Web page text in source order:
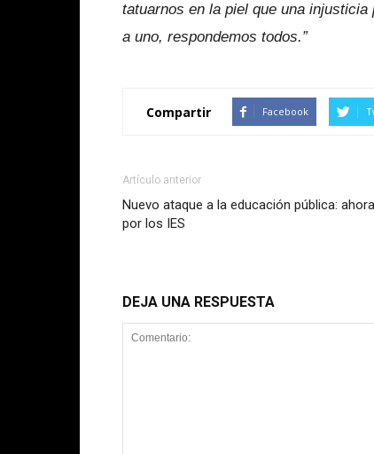
tatuarnos en la piel que una
a uno, respondemos todos.”
Compartir Facebook
Artículo anterior
Nuevo ataque a la educación pública:
por los IES
DEJA UNA RESPUESTA